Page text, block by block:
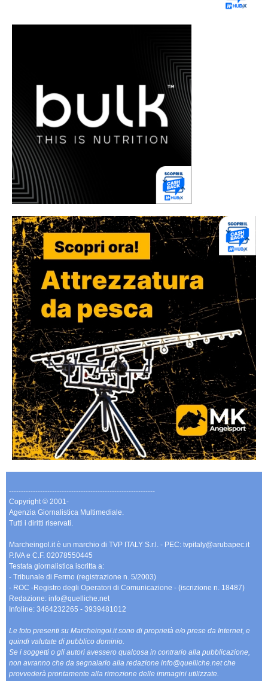
-------------------------------------------------------------
Copyright © 2001-
Agenzia Giornalistica Multimediale.
Tutti i diritti riservati.
Marcheingol.it è un marchio di TVP ITALY S.r.l. - PEC: tvpitaly@arubapec.it
P.IVA e C.F. 02078550445
Testata giornalistica iscritta a:
- Tribunale di Fermo (registrazione n. 5/2003)
- ROC -Registro degli Operatori di Comunicazione - (iscrizione n. 18487)
Redazione: info@quelliche.net
Infoline: 3464232265 - 3939481012
Le foto presenti su Marcheingol.it sono di proprietà e/o prese da Internet, e
quindi valutate di pubblico dominio.
Se i soggetti o gli autori avessero qualcosa in contrario alla pubblicazione,
non avranno che da segnalarlo alla redazione info@quelliche.net che
provvederà prontamente alla rimozione delle immagini utilizzate.